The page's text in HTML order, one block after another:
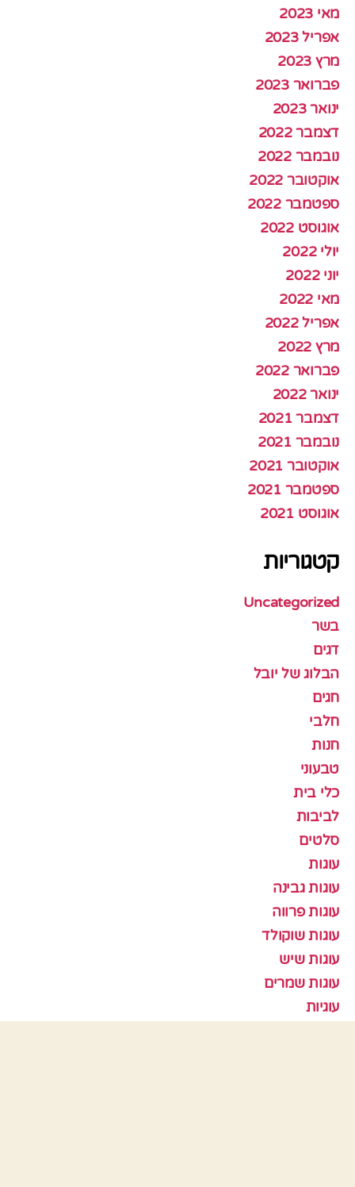
מאי 2023
אפריל 2023
מרץ 2023
פברואר 2023
ינואר 2023
דצמבר 2022
נובמבר 2022
אוקטובר 2022
ספטמבר 2022
אוגוסט 2022
יולי 2022
יוני 2022
מאי 2022
אפריל 2022
מרץ 2022
פברואר 2022
ינואר 2022
דצמבר 2021
נובמבר 2021
אוקטובר 2021
ספטמבר 2021
אוגוסט 2021
קטגוריות
Uncategorized
בשר
דגים
הבלוג של יובל
חגים
חלבי
חנות
טבעוני
כלי בית
לביבות
סלטים
עוגות
עוגות גבינה
עוגות פרווה
עוגות שוקולד
עוגות שיש
עוגות שמרים
עוגיות